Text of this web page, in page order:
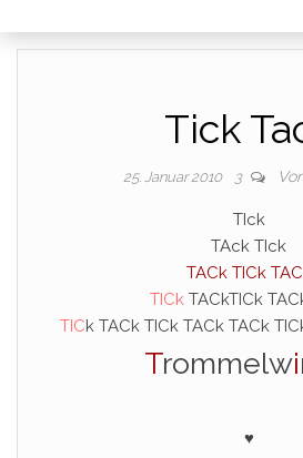
Tick
25. Januar 2010 3
TIck
TAck TIck
TACk TICk TAC
TICk TACkTICk
TICk TACk TICk TACk TACk
Trommelwi
♥